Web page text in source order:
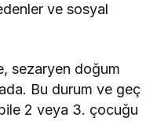
ve sosyal
sezaryen doğum
Bu durum ve geç
2 veya 3. çocuğu